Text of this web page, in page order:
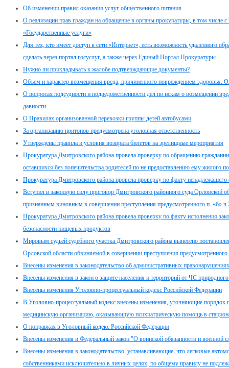
Об изменении правил оказания услуг общественного питания
О реализации прав граждан на обращение в органы прокуратуры, в том числе с
«Государственные услуги»
Для тех, кто имеет доступ к сети «Интернет», есть возможность удаленного
сделать через портал госуслуг, а также через Единый Портал Прокуратуры.
Нужно ли прикладывать к жалобе подтверждающие документы?
Объем и характер возмещения вреда, причиненного повреждением здоровья.
О вопросах подсудности и подведомственности дел по искам о возмещении
давности
О Правилах организованной перевозки группы детей автобусами
За организацию притонов предусмотрена уголовная ответственность
Утверждены правила и условия возврата билетов на зрелищные мероприятия
Прокуратура Дмитровского района провела проверку по обращению
оставшихся без попечительства родителей по не предоставлению ему жилого
Прокуратура Дмитровского района провела проверку по факту
Вступил в законную силу приговор Дмитровского районного суда Орловской
признанным виновным в совершении преступления предусмотренного п. «б»
Прокуратура Дмитровского района провела проверку по факту исполнения
безопасности пищевых продуктов
Мировым судьей судебного участка Дмитровского района вынесено
Орловской области обвиняемой в совершении преступления
Внесены изменения в законодательство об административных правонарушениях
Внесены изменения в закон о защите населения и территорий от ЧС природного
Внесены изменения Уголовно-процессуальный кодекс Российской Федерации
В Уголовно-процессуальный кодекс внесены изменения, уточняющие
медицинскую организацию, оказывающую психиатрическую помощь в
О поправках в Уголовный кодекс Российской Федерации
Внесены изменения в Федеральный закон "О воинской обязанности и военной
Внесены изменения в законодательство, устанавливающие, что легковые
собственниками исключительно в личных целях, по общему правилу не